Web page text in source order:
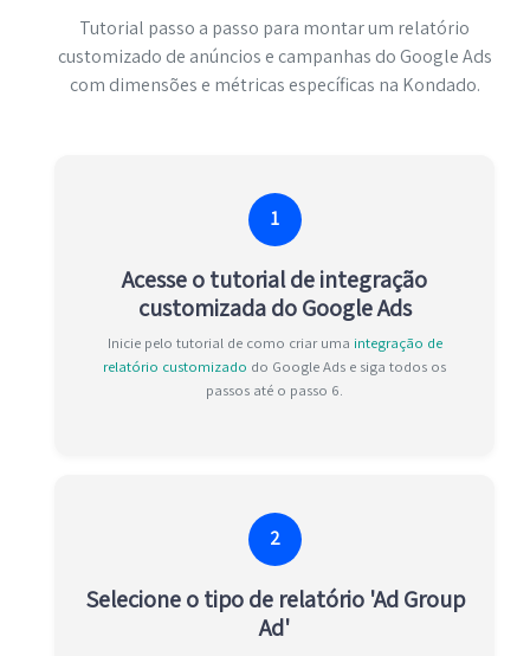
Tutorial passo a passo para montar um relatório
customizado de anúncios e campanhas do Google Ads
com dimensões e métricas específicas na Kondado.
1
Acesse o tutorial de integração
customizada do Google Ads
Inicie pelo tutorial de como criar uma integração de
relatório customizado do Google Ads e siga todos os
passos até o passo 6.
2
Selecione o tipo de relatório 'Ad Group
Ad'